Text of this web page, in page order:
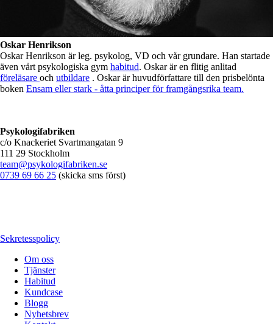
Oskar Henrikson
Oskar Henrikson är leg. psykolog, VD och vår grundare. Han startade
även vårt psykologiska gym habitud. Oskar är en flitig anlitad
föreläsare och utbildare . Oskar är huvudförfattare till den prisbelönta
boken Ensam eller stark - åtta principer för framgångsrika team.
Psykologifabriken
c/o Knackeriet Svartmangatan 9
111 29 Stockholm
team@psykologifabriken.se
0739 69 66 25 (skicka sms först)
Sekretesspolicy
Om oss
Tjänster
Habitud
Kundcase
Blogg
Nyhetsbrev